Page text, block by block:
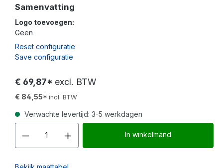
Samenvatting
Logo toevoegen:
Geen
Reset configuratie
Save configuratie
€ 69,87* excl. BTW
€ 84,55* incl. BTW
Verwachte levertijd: 3-5 werkdagen
Producthoeveelheid:
In winkelmand